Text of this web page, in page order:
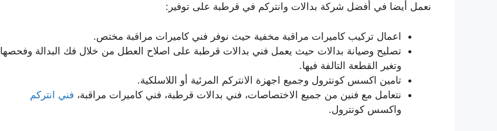
نعمل أيضا في أفضل شركة بدالات وانتركم في قرطبة على توفير:
اعمال تركيب كاميرات مراقبة مخفية حيث نوفر فني كاميرات مراقبة مختص.
تصليح وصيانة بدالات حيث يعمل فني بدالات قرطبة على اصلاح العطل من خلال فك البدالة وفحصها
وتغير القطعة التالفة فيها.
تامين اكسس كونترول وجميع اجهزة الانتركم المرئية أو اللاسلكية.
نتعامل مع فنين من جميع الاختصاصات، فني بدالات قرطبة، فني كاميرات مراقبة، فني انتركم
واكسس كونترول.